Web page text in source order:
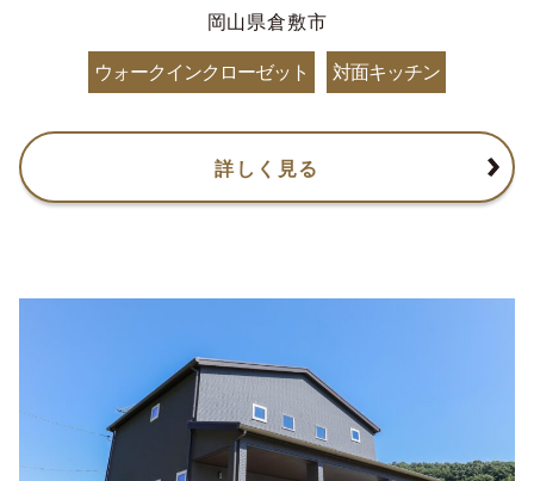
岡山県倉敷市
ウォークインクローゼット 対面キッチン
詳しく見る